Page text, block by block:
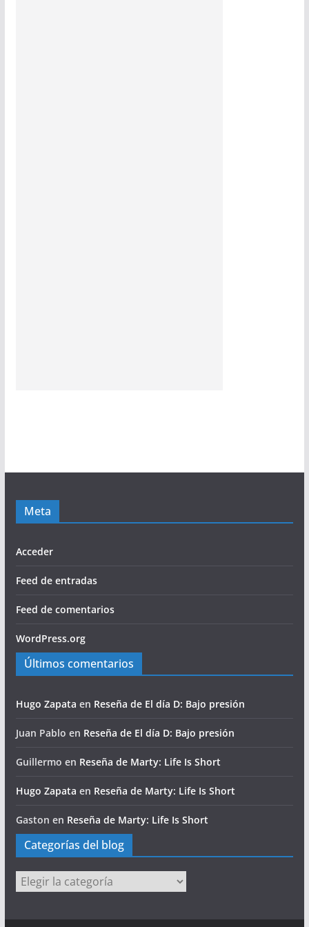
Meta
Acceder
Feed de entradas
Feed de comentarios
WordPress.org
Últimos comentarios
Hugo Zapata en Reseña de El día D: Bajo presión
Juan Pablo en Reseña de El día D: Bajo presión
Guillermo en Reseña de Marty: Life Is Short
Hugo Zapata en Reseña de Marty: Life Is Short
Gaston en Reseña de Marty: Life Is Short
Categorías del blog
Categorías
del